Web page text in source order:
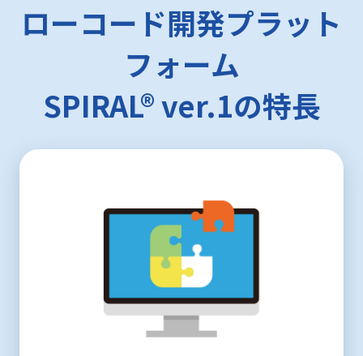
ローコード開発プラット
フォーム
SPIRAL®︎ ver.1の特長